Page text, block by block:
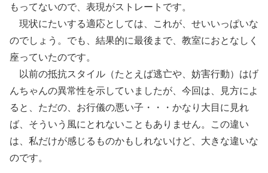
もってないので、表現がストレートです。
現状にたいする適応としては、これが、せいいっぱいな
のでしょう。でも、結果的に最後まで、教室におとなしく
座っていたのです。
以前の抵抗スタイル（たとえば逃亡や、妨害行動）はげ
んちゃんの異常性を示していましたが、今回は、見方によ
ると、ただの、お行儀の悪い子・・・かなり大目に見れ
ば、そういう風にとれないこともありません。この違い
は、私だけが感じるものかもしれないけど、大きな違いな
のです。